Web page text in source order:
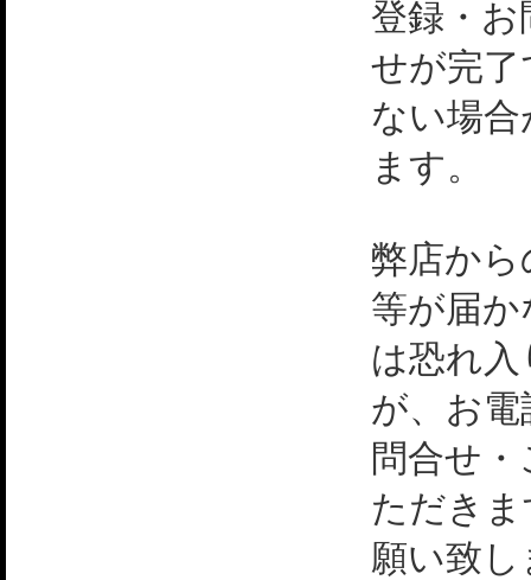
登録・
せが完
ない場
ます。
弊店か
等が届
は恐れ
が、お
問合せ
ただき
願い致